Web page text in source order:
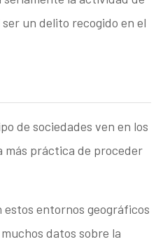
ser un delito recogido en el
de sociedades ven en los
más práctica de proceder
estos entornos geográficos
datos sobre la